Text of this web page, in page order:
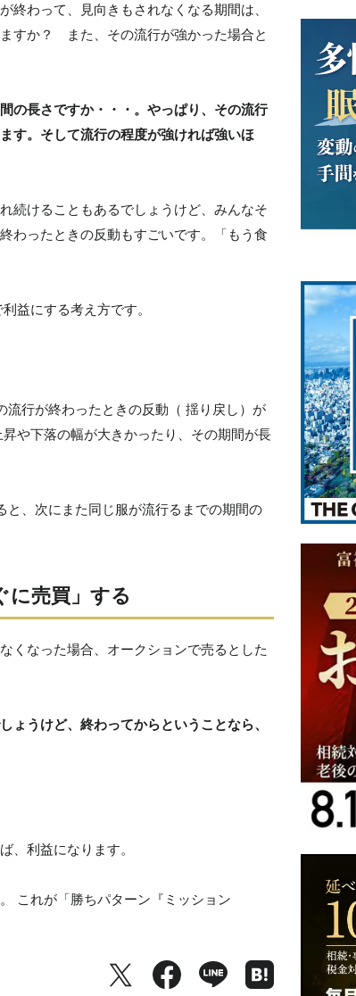
終わって、見向きもされなくなる期間は、
すか？ また、その流行が強かった場合と
の長さですか・・・。やっぱり、その流行
す。そして流行の程度が強ければ強いほ
続けることもあるでしょうけど、みんなそ
わったときの反動もすごいです。「もう食
益にする考え方です。
行が終わったときの反動（ 揺り戻し）が
や下落の幅が大きかったり、その期間が長
、次にまた同じ服が流行るまでの期間の
に売買」する
くなった場合、オークションで売るとした
うけど、終わってからということなら、
、利益になります。
これが「勝ちパターン『ミッション